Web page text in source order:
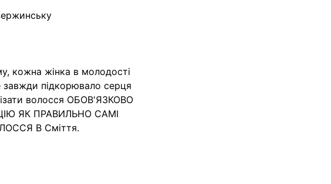
кожна жінка в молодості
завжди підкорювало серця
волосся ОБОВ'ЯЗКОВО
ЯК ПРАВИЛЬНО САМІ
В Сміття.